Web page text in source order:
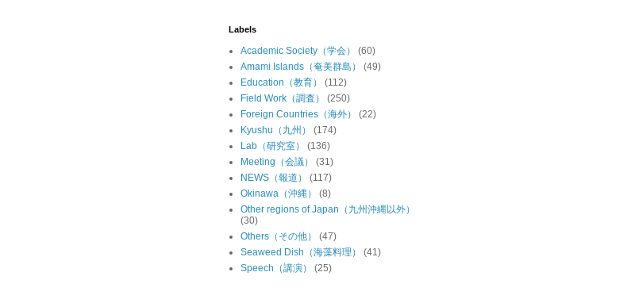
Labels
Academic Society（学会）
(60)
Amami Islands（奄美群島）
(49)
Education（教育）
(112)
Field Work（調査）
(250)
Foreign Countries（海外）
(22)
Kyushu（九州）
(174)
Lab（研究室）
(136)
Meeting（会議）
(31)
NEWS（報道）
(117)
Okinawa（沖縄）
(8)
Other regions of Japan（九州沖縄以外）
(30)
Others（その他）
(47)
Seaweed Dish（海藻料理）
(41)
Speech（講演）
(25)